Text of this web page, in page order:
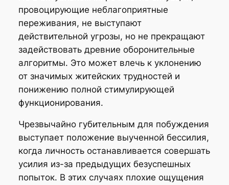
провоцирующие неблагоприятные
переживания, не выступают
действительной угрозы, но не прекращают
задействовать древние оборонительные
алгоритмы. Это может влечь к уклонению
от значимых житейских трудностей и
понижению полной стимулирующей
функционирования.
Чрезвычайно губительным для побуждения
выступает положение выученной бессилия,
когда личность останавливается совершать
усилия из-за предыдущих безуспешных
попыток. В этих случаях плохие ощущения